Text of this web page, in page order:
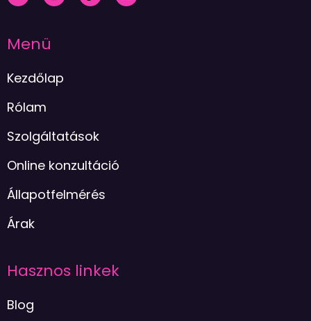
Menü
Kezdőlap
Rólam
Szolgáltatások
Online konzultáció
Állapotfelmérés
Árak
Hasznos linkek
Blog